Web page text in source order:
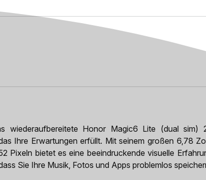
wiederaufbereitete Honor Magic6 Lite (dual sim)
Ihre Erwartungen erfüllt. Mit seinem großen 6,78
Pixeln bietet es eine beeindruckende visuelle
Sie Ihre Musik, Fotos und Apps problemlos